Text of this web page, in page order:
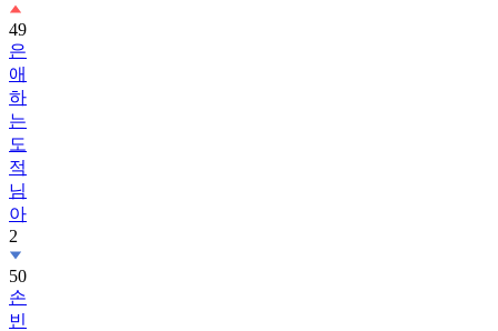
49
은
애
하
는
도
적
님
아
2
50
손
빈